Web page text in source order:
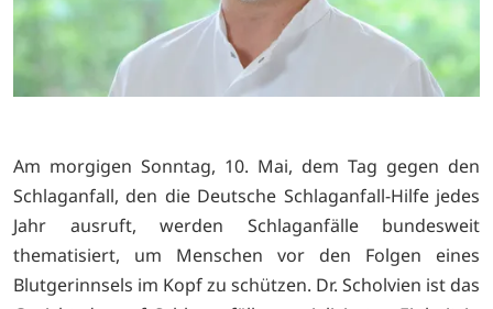
Am morgigen Sonntag, 10. Mai, dem Tag gegen den
Schlaganfall, den die Deutsche Schlaganfall-Hilfe jedes
Jahr ausruft, werden Schlaganfälle bundesweit
thematisiert, um Menschen vor den Folgen eines
Blutgerinnsels im Kopf zu schützen. Dr. Scholvien ist das